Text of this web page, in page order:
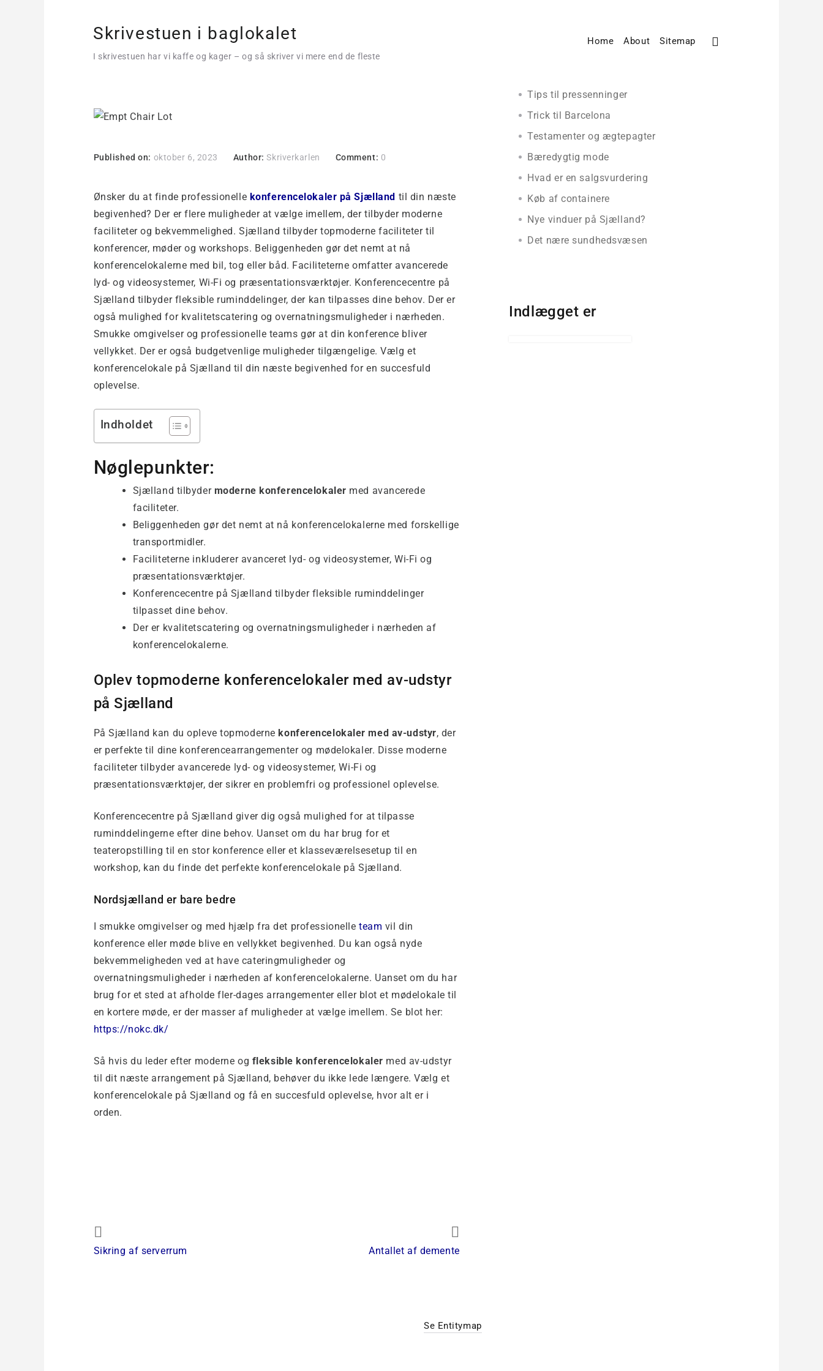
Skrivestuen i baglokalet
I skrivestuen har vi kaffe og kager – og så skriver vi mere end de fleste
Home About Sitemap
Gode konferencelokaler
Published on: oktober 6, 2023 Author:Skriverkarlen Comment: 0
Ønsker du at finde professionelle konferencelokaler på Sjælland til din næste
begivenhed? Der er flere muligheder at vælge imellem, der tilbyder moderne
faciliteter og bekvemmelighed. Sjælland tilbyder topmoderne faciliteter til
konferencer, møder og workshops. Beliggenheden gør det nemt at nå
konferencelokalerne med bil, tog eller båd. Faciliteterne omfatter avancerede
lyd- og videosystemer, Wi-Fi og præsentationsværktøjer. Konferencecentre på
Sjælland tilbyder fleksible ruminddelinger, der kan tilpasses dine behov. Der er
også mulighed for kvalitetscatering og overnatningsmuligheder i nærheden.
Smukke omgivelser og professionelle teams gør at din konference bliver
vellykket. Der er også budgetvenlige muligheder tilgængelige. Vælg et
konferencelokale på Sjælland til din næste begivenhed for en succesfuld
oplevelse.
Indholdet
Nøglepunkter:
Sjælland tilbyder moderne konferencelokaler med avancerede
faciliteter.
Beliggenheden gør det nemt at nå konferencelokalerne med forskellige
transportmidler.
Faciliteterne inkluderer avanceret lyd- og videosystemer, Wi-Fi og
præsentationsværktøjer.
Konferencecentre på Sjælland tilbyder fleksible ruminddelinger
tilpasset dine behov.
Der er kvalitetscatering og overnatningsmuligheder i nærheden af
konferencelokalerne.
Oplev topmoderne konferencelokaler med av-udstyr
på Sjælland
På Sjælland kan du opleve topmodernekonferencelokaler med av-udstyr, der
er perfekte til dine konferencearrangementer og mødelokaler. Disse moderne
faciliteter tilbyder avancerede lyd- og videosystemer, Wi-Fi og
præsentationsværktøjer, der sikrer en problemfri og professionel oplevelse.
Konferencecentre på Sjælland giver dig også mulighed for at tilpasse
ruminddelingerne efter dine behov. Uanset om du har brug for et
teateropstilling til en stor konference eller et klasseværelsesetup til en
workshop, kan du finde det perfekte konferencelokale på Sjælland.
Nordsjælland er bare bedre
I smukke omgivelser og med hjælp fra det professionelleteam vil din
konference eller møde blive en vellykket begivenhed. Du kan også nyde
bekvemmeligheden ved at have cateringmuligheder og
overnatningsmuligheder i nærheden af konferencelokalerne. Uanset om du har
brug for et sted at afholde fler-dages arrangementer eller blot et mødelokale til
en kortere møde, er der masser af muligheder at vælge imellem. Se blot her:
https://nokc.dk/
Så hvis du leder efter moderne og fleksible konferencelokaler med av-udstyr
til dit næste arrangement på Sjælland, behøver du ikke lede længere. Vælg et
konferencelokale på Sjælland og få en succesfuld oplevelse, hvor alt er i
orden.
Indlægsnavigation
Previous
Sikring af serverrum
Next
Antallet af demente
Tips til pressenninger
Trick til Barcelona
Testamenter og ægtepagter
Bæredygtig mode
Hvad er en salgsvurdering
Køb af containere
Nye vinduer på Sjælland?
Det nære sundhedsvæsen
Indlægget er
Se Entitymap